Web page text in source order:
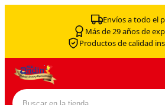
Envíos a todo el
Más de 29 años de
Productos de calidad
Buscar por: